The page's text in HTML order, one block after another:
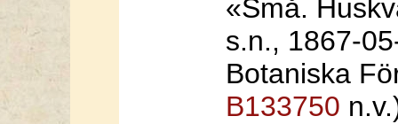
«Små.
s.n., 1867-
Botaniska
B133750